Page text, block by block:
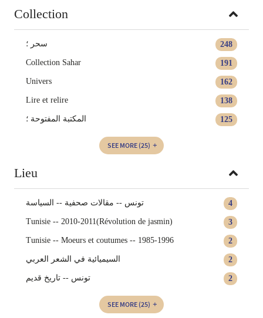
Collection
248 سحر ؛
191
Collection Sahar
162
Univers
138
Lire et relire
125 المكتبة المفتوحة ؛
SEE MORE (25)
Lieu
4 تونس‏ -- ‏مقالات صحفية -- ‏السياسة‏
3
Tunisie -- 2010-2011(Révolution de jasmin)
2
Tunisie -- Moeurs et coutumes -- 1985-1996
2 السيميائية في الشعر العربي‏
2 تونس -- تاريخ قديم
SEE MORE (25)